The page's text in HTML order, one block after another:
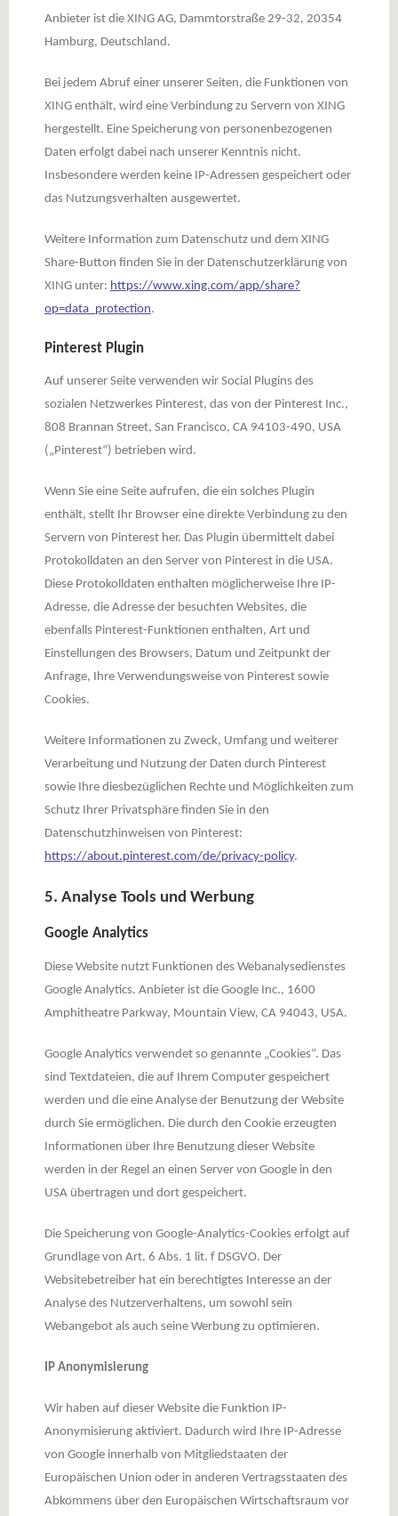
Anbieter ist die XING AG, Dammtorstraße 29-32, 20354
Hamburg, Deutschland.
Bei jedem Abruf einer unserer Seiten, die Funktionen von
XING enthält, wird eine Verbindung zu Servern von XING
hergestellt. Eine Speicherung von personenbezogenen
Daten erfolgt dabei nach unserer Kenntnis nicht.
Insbesondere werden keine IP-Adressen gespeichert oder
das Nutzungsverhalten ausgewertet.
Weitere Information zum Datenschutz und dem XING
Share-Button finden Sie in der Datenschutzerklärung von
XING unter: https://www.xing.com/app/share?
op=data_protection.
Pinterest Plugin
Auf unserer Seite verwenden wir Social Plugins des
sozialen Netzwerkes Pinterest, das von der Pinterest Inc.,
808 Brannan Street, San Francisco, CA 94103-490, USA
(„Pinterest“) betrieben wird.
Wenn Sie eine Seite aufrufen, die ein solches Plugin
enthält, stellt Ihr Browser eine direkte Verbindung zu den
Servern von Pinterest her. Das Plugin übermittelt dabei
Protokolldaten an den Server von Pinterest in die USA.
Diese Protokolldaten enthalten möglicherweise Ihre IP-
Adresse, die Adresse der besuchten Websites, die
ebenfalls Pinterest-Funktionen enthalten, Art und
Einstellungen des Browsers, Datum und Zeitpunkt der
Anfrage, Ihre Verwendungsweise von Pinterest sowie
Cookies.
Weitere Informationen zu Zweck, Umfang und weiterer
Verarbeitung und Nutzung der Daten durch Pinterest
sowie Ihre diesbezüglichen Rechte und Möglichkeiten zum
Schutz Ihrer Privatsphäre finden Sie in den
Datenschutzhinweisen von Pinterest:
https://about.pinterest.com/de/privacy-policy.
5. Analyse Tools und Werbung
Google Analytics
Diese Website nutzt Funktionen des Webanalysedienstes
Google Analytics. Anbieter ist die Google Inc., 1600
Amphitheatre Parkway, Mountain View, CA 94043, USA.
Google Analytics verwendet so genannte „Cookies“. Das
sind Textdateien, die auf Ihrem Computer gespeichert
werden und die eine Analyse der Benutzung der Website
durch Sie ermöglichen. Die durch den Cookie erzeugten
Informationen über Ihre Benutzung dieser Website
werden in der Regel an einen Server von Google in den
USA übertragen und dort gespeichert.
Die Speicherung von Google-Analytics-Cookies erfolgt auf
Grundlage von Art. 6 Abs. 1 lit. f DSGVO. Der
Websitebetreiber hat ein berechtigtes Interesse an der
Analyse des Nutzerverhaltens, um sowohl sein
Webangebot als auch seine Werbung zu optimieren.
IP Anonymisierung
Wir haben auf dieser Website die Funktion IP-
Anonymisierung aktiviert. Dadurch wird Ihre IP-Adresse
von Google innerhalb von Mitgliedstaaten der
Europäischen Union oder in anderen Vertragsstaaten des
Abkommens über den Europäischen Wirtschaftsraum vor